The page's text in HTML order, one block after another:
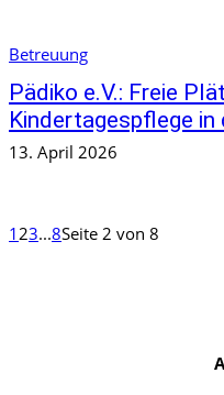
Betreuung
Pädiko e.V.: Freie
Kindertagespflege
13. April 2026
123...8Seite 2 von 8